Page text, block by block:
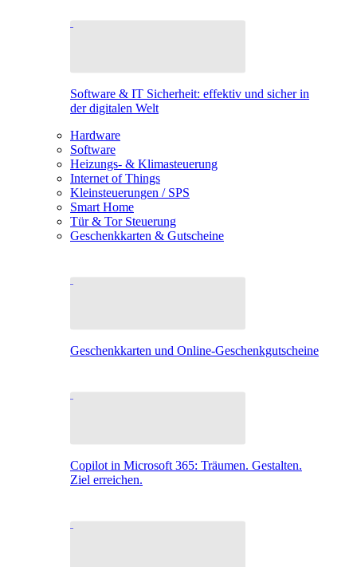
Software & IT Sicherheit: effektiv und sicher in
der digitalen Welt
Hardware
Software
Heizungs- & Klimasteuerung
Internet of Things
Kleinsteuerungen / SPS
Smart Home
Tür & Tor Steuerung
Geschenkkarten & Gutscheine
Geschenkkarten und Online-Geschenkgutscheine
Copilot in Microsoft 365: Träumen. Gestalten.
Ziel erreichen.